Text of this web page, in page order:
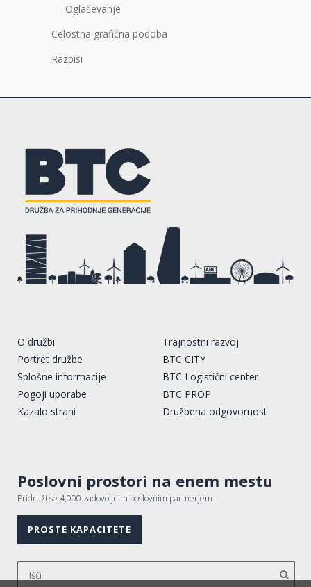
Oglaševanje
Celostna grafična podoba
Razpisi
O družbi
Portret družbe
Splošne informacije
Pogoji uporabe
Kazalo strani
Trajnostni razvoj
BTC CITY
BTC Logistični center
BTC PROP
Družbena odgovornost
Poslovni prostori na enem mestu
Pridruži se 4,000 zadovoljnim poslovnim partnerjem
PROSTE KAPACITETE